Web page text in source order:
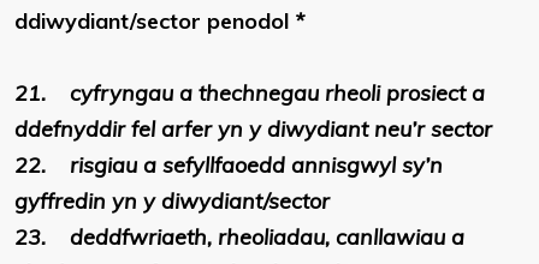
ddiwydiant/sector penodol *
21.
cyfryngau a thechnegau rheoli prosiect a
ddefnyddir fel arfer yn y diwydiant neu’r sector
22.
risgiau a sefyllfaoedd annisgwyl sy’n
gyffredin yn y diwydiant/sector
23.
deddfwriaeth, rheoliadau, canllawiau a